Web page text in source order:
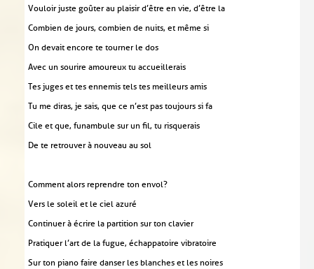
Vouloir juste goûter au plaisir d’être en vie, d’être la
Combien de jours, combien de nuits, et même si
On devait encore te tourner le dos
Avec un sourire amoureux tu accueillerais
Tes juges et tes ennemis tels tes meilleurs amis
Tu me diras, je sais, que ce n’est pas toujours si fa
Cile et que, funambule sur un fil, tu risquerais
De te retrouver à nouveau au sol
Comment alors reprendre ton envol?
Vers le soleil et le ciel azuré
Continuer à écrire la partition sur ton clavier
Pratiquer l’art de la fugue, échappatoire vibratoire
Sur ton piano faire danser les blanches et les noires